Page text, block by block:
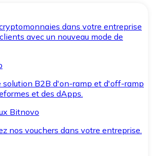
dans votre entreprise
avec un nouveau mode de
solution B2B d'on-ramp et d'off-ramp
et des dApps.
Bitnovo
nos vouchers dans votre entreprise.